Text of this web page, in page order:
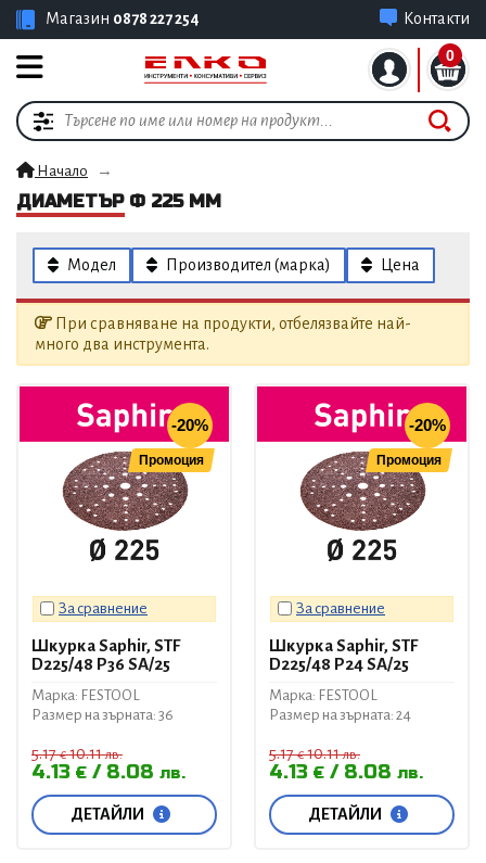
Магазин 0878 227 254 Контакти
0
Начало
ДИАМЕТЪР Ф 225 ММ
Модел Производител (марка) Цена
При сравняване на продукти, отбелязвайте най-
много два инструмента.
-20%
Промоция
За сравнение
Шкурка Saphir, STF
D225/48 P36 SA/25
Марка: FESTOOL
Размер на зърната: 36
5.17€10.11лв.
4.13 € 8.08 лв.
ДЕТАЙЛИ
-20%
Промоция
За сравнение
Шкурка Saphir, STF
D225/48 P24 SA/25
Марка: FESTOOL
Размер на зърната: 24
5.17€10.11лв.
4.13 € 8.08 лв.
ДЕТАЙЛИ